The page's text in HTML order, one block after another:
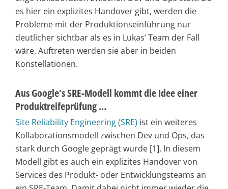
es hier ein explizites Handover gibt, werden die
Probleme mit der Produktionseinführung nur
deutlicher sichtbar als es in Lukas‘ Team der Fall
wäre. Auftreten werden sie aber in beiden
Konstellationen.
Aus Google’s SRE-Modell kommt die Idee einer
Produktreifeprüfung …
Site Reliability Engineering (SRE) ist ein weiteres
Kollaborationsmodell zwischen Dev und Ops, das
stark durch Google geprägt wurde [1]. In diesem
Modell gibt es auch ein explizites Handover von
Services des Produkt- oder Entwicklungsteams an